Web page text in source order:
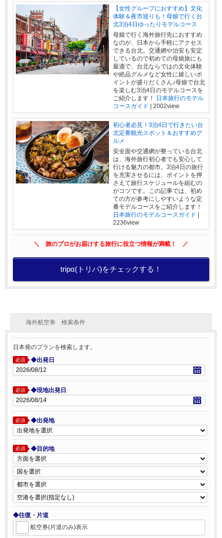
【女性グループにおすすめ】文化
体験＆夜市巡りも！母娘で行く台
北3泊4日ゆったりモデルコース
母娘で行く海外旅行先におすすめ
なのが、日本から手軽にアクセス
できる台北。交通網や治安も安定
しているので初めての母娘旅にも
最適で、台北ならではの文化体験
や絶品グルメなど女性に嬉しいポ
イントが盛りだくさん♪母娘で台北
を楽しむ3泊4日のモデルコースを
ご紹介します！
日本旅行のモデル
コースガイド | 2002view
初心者必見！3泊4日で行きたい台
北定番観光スポット＆おすすめグ
ルメ
安全面や交通網が整っている台北
は、海外旅行初心者でも安心して
行ける魅力の都市。3泊4日の旅行
を充実させるには、ポイントを押
さえて旅行スケジュールを組むの
がコツです。この記事では、初め
ての方が参考にしやすいような定
番モデルコースをご紹介します！
日本旅行のモデルコースガイド |
2236view
＼ 旅のプロがお届けする旅行に役立つ情報が満載！ ／
tripα(トリパ)をチェックする！
海外航空券 検索条件
日本発のプランを検索します。
必須 ◆出発日
必須 ◆現地出発日
必須 ◆出発地
必須 ◆目的地
◆往復・片道
航空券(片道のみ)表示